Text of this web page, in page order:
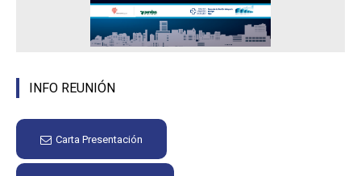
INFO REUNIÓN
Carta Presentación